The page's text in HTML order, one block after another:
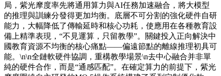
局，紫光摩度率先將通用算力與AI任務加速融合，將大模型
的推理與訓練分發得更加均衡。底層不可分割的強化硬件自研
能力，大幅降低了傳輸延時和核心功耗，使應用在各種教育設
備上精準表現，“不見運算，只留教學”。關鍵投入正向解決中
國教育資源不均衡的核心痛點——偏遠節點的離線推理初具可
能。\n\n全鏈軟硬件協調，重構教學場景\n去中心融合并非單
純的硬件合作，而是“通感匹配”。在確定算力的前提下，紫光